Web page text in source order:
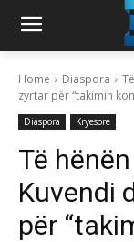
Home Diaspora
zyrtar për “takimin
Diaspora Kryesore
Të
Kuvendi
për